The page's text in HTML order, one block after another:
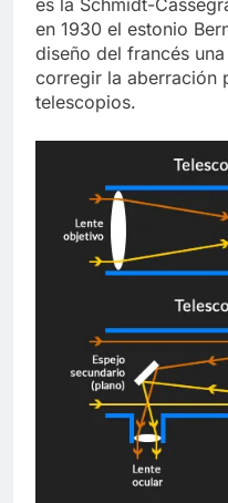
en 1930 el estonio
diseño del francés
corregir la aberración
telescopios.